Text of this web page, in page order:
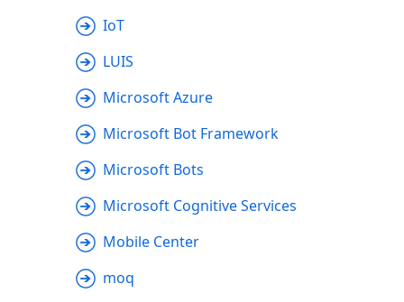
IoT
LUIS
Microsoft Azure
Microsoft Bot Framework
Microsoft Bots
Microsoft Cognitive Services
Mobile Center
moq